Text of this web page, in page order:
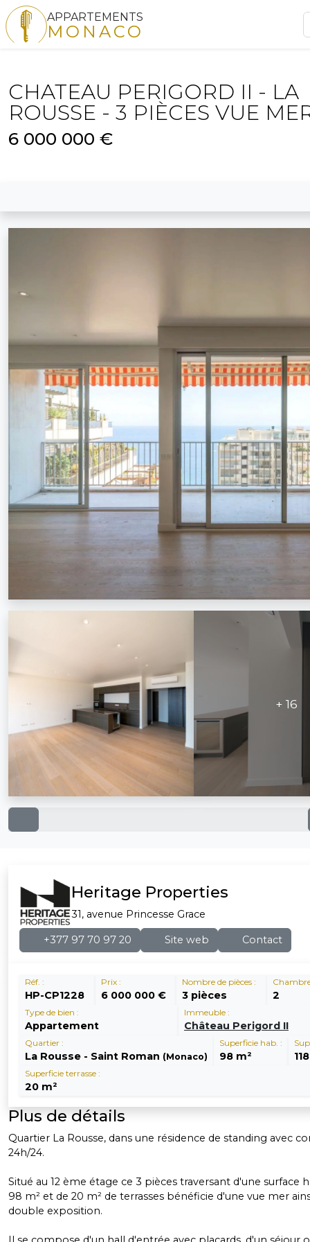
APPARTEMENTS
MONACO
CHATEAU PERIGORD II - LA
ROUSSE - 3 PIÈCES VUE
6 000 000 €
+ 16
Heritage Properties
31, avenue Princesse Grace
+377 97 70 97 20 Site web Contact
Réf. :
HP-CP1228
Prix :
6 000 000 €
Nombre de pièces :
3 pièces 2
Type de bien :
Appartement
Immeuble :
Château Perigord II
Quartier :
La Rousse - Saint Roman (Monaco)
Superficie hab. :
98 m²
Superficie terrasse :
20 m²
Plus de détails
Quartier La Rousse, dans une résidence de standing avec
24h/24.
Situé au 12 ème étage ce 3 pièces traversant d'une surface
98 m² et de 20 m² de terrasses bénéficie d'une vue mer
double exposition.